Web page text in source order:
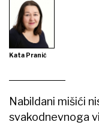
Kata Pranić
Nabildani mišići
svakodnevnoga